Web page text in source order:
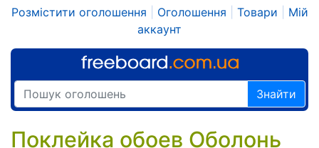
Розмістити оголошення Оголошення Товари
Мій
аккаунт
Знайти
Поклейка обоев Оболонь